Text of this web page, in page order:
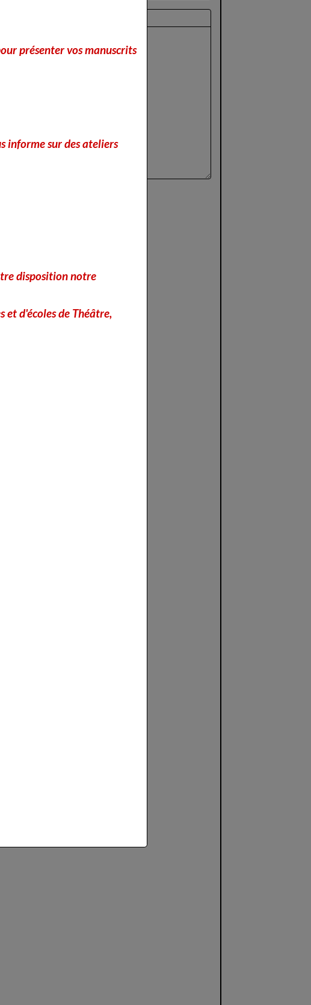
présenter vos manuscrits
informe sur des ateliers
disposition notre
et d'écoles de Théâtre,